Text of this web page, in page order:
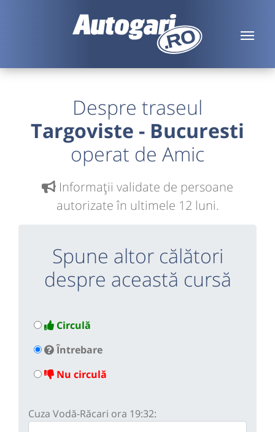
Despre traseul
Targoviste - Bucuresti
operat de Amic
Informaţii validate de persoane
autorizate în ultimele 12 luni.
Spune altor călători
despre această cursă
Circulă
Întrebare
Nu circulă
Cuza Vodă-Răcari ora 19:32: